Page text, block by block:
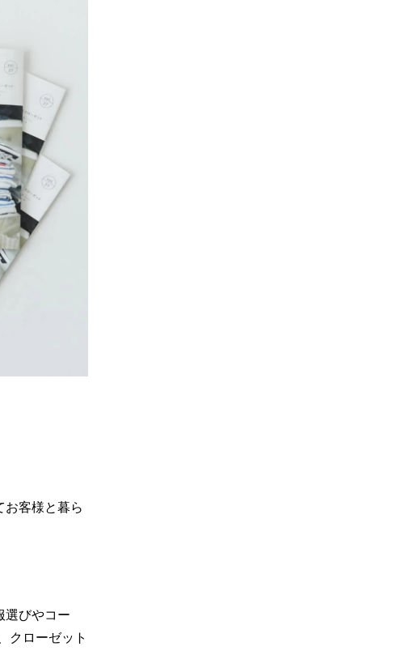
お客様と暮ら
選びやコー
クローゼット